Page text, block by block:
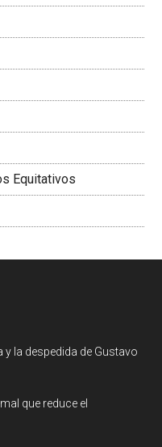
Equitativos
y la despedida de Gustavo
que reduce el